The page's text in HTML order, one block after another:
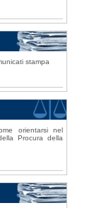
stampa
orientarsi nel
Procura della